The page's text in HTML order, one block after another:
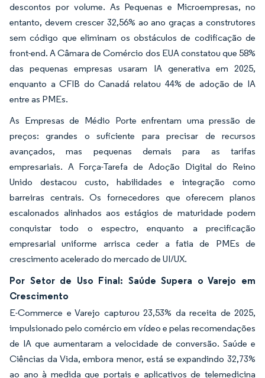
descontos por volume. As Pequenas e Microempresas, no
entanto, devem crescer 32,56% ao ano graças a construtores
sem código que eliminam os obstáculos de codificação de
front-end. A Câmara de Comércio dos EUA constatou que 58%
das pequenas empresas usaram IA generativa em 2025,
enquanto a CFIB do Canadá relatou 44% de adoção de IA
entre as PMEs.
As Empresas de Médio Porte enfrentam uma pressão de
preços: grandes o suficiente para precisar de recursos
avançados, mas pequenas demais para as tarifas
empresariais. A Força-Tarefa de Adoção Digital do Reino
Unido destacou custo, habilidades e integração como
barreiras centrais. Os fornecedores que oferecem planos
escalonados alinhados aos estágios de maturidade podem
conquistar todo o espectro, enquanto a precificação
empresarial uniforme arrisca ceder a fatia de PMEs de
crescimento acelerado do mercado de UI/UX.
Por Setor de Uso Final: Saúde Supera o Varejo em
Crescimento
E-Commerce e Varejo capturou 23,53% da receita de 2025,
impulsionado pelo comércio em vídeo e pelas recomendações
de IA que aumentaram a velocidade de conversão. Saúde e
Ciências da Vida, embora menor, está se expandindo 32,73%
ao ano à medida que portais e aplicativos de telemedicina